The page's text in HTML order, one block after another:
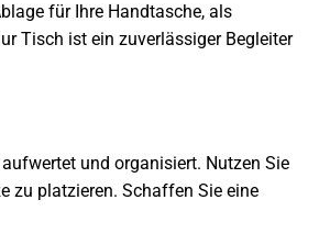
für Ihre Handtasche, als
Tisch ist ein zuverlässiger Begleiter
und organisiert. Nutzen Sie
zu platzieren. Schaffen Sie eine